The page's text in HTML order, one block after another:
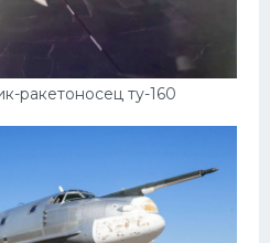
ракетоносец ту-160